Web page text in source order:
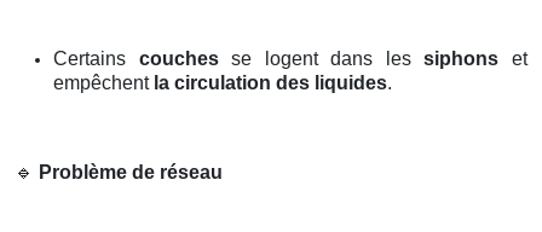
Certains couchesse logent dans lessiphons et
empêchent la circulation des liquides.
🔹 Problème de réseau